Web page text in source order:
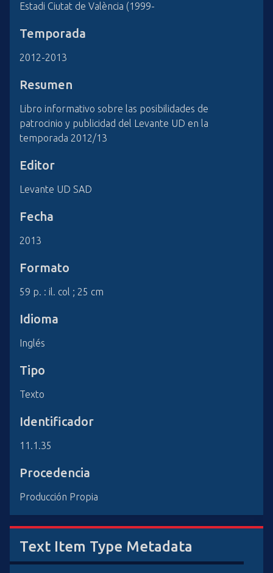
Estadi Ciutat de València (1999-
Temporada
2012-2013
Resumen
Libro informativo sobre las posibilidades de
patrocinio y publicidad del Levante UD en la
temporada 2012/13
Editor
Levante UD SAD
Fecha
2013
Formato
59 p. : il. col ; 25 cm
Idioma
Inglés
Tipo
Texto
Identificador
11.1.35
Procedencia
Producción Propia
Text Item Type Metadata